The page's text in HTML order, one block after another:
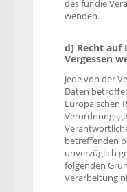
des für die
wenden.
d) Recht auf
Vergessen
Jede von der
Daten
Europäischen
betreffenden
unverzüglich
folgenden
Verarbeitung